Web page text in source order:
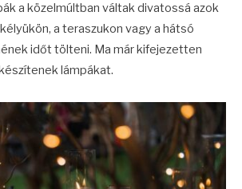
a közelmúltban váltak divatossá azok
a teraszukon vagy a hátsó
időt tölteni. Ma már kifejezetten
lámpákat.